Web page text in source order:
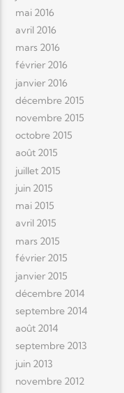
mai 2016
avril 2016
mars 2016
février 2016
janvier 2016
décembre 2015
novembre 2015
octobre 2015
août 2015
juillet 2015
juin 2015
mai 2015
avril 2015
mars 2015
février 2015
janvier 2015
décembre 2014
septembre 2014
août 2014
septembre 2013
juin 2013
novembre 2012